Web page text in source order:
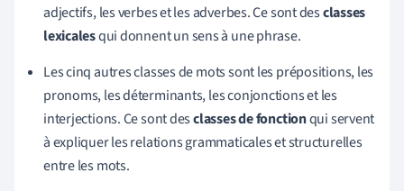
adjectifs, les verbes et les adverbes. Ce sont desclasses
lexicalesqui donnent un sens à une phrase.
Les cinq autres classes de mots sont les prépositions, les
pronoms, les déterminants, les conjonctions et les
interjections. Ce sont desclasses de fonctionqui servent
à expliquer les relations grammaticales et structurelles
entre les mots.